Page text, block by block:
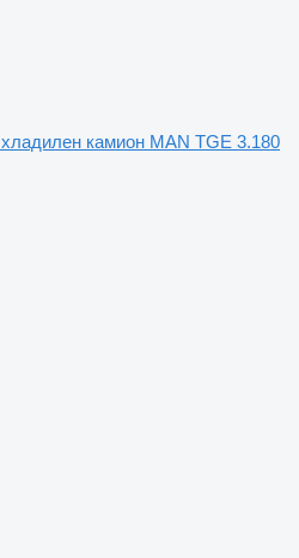
хладилен камион MAN TGE 3.180